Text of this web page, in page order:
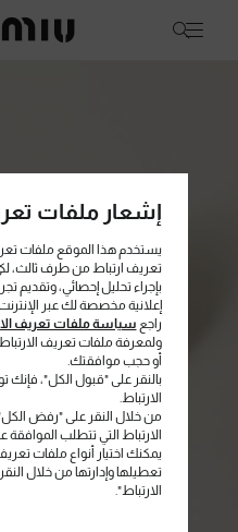
إشعار ملفات
يستخدم هذا الموقع ملفات
تعريف ارتباط من طرف ثالث،
بإجراء تحليل إحصائي، وتقديم
إعلانية مخصصة لك عبر
راجع سياسة ملفات تعريف
ولمعرفة ملفات تعريف
أو حجب موافقتك.
بالنقر على "قبول الكل"،
الارتباط.
من خلال النقر على "رفض
الارتباط التي تتطلب الموافقة
يمكنك اختيار أنواع ملفات
تعطيلها وإدارتها من خلال
الارتباط".